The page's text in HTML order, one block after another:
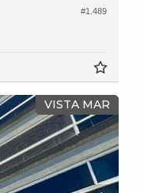
#1.489
VISTA MAR